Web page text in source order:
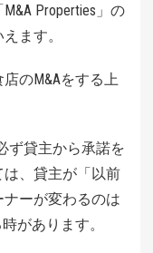
Properties」の
ます。
のM&Aをする上
ず貸主から承諾を
、貸主が「以前
ーが変わるのは
があります。